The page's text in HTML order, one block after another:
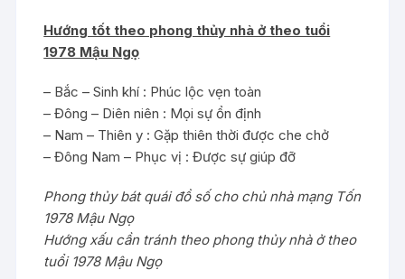
Hướng tốt theo phong thủy nhà ở theo tuổi
1978 Mậu Ngọ
– Bắc – Sinh khí : Phúc lộc vẹn toàn
– Đông – Diên niên : Mọi sự ổn định
– Nam – Thiên y : Gặp thiên thời được che chở
– Đông Nam – Phục vị : Được sự giúp đỡ
Phong thủy bát quái đồ số cho chủ nhà mạng Tốn
1978 Mậu Ngọ
Hướng xấu cần tránh theo phong thủy nhà ở theo
tuổi 1978 Mậu Ngọ